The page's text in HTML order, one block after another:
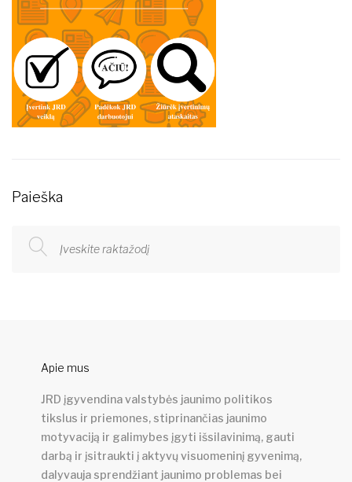
Paieška
Apie mus
JRD įgyvendina valstybės jaunimo politikos
tikslus ir priemones, stiprinančias jaunimo
motyvaciją ir galimybes įgyti išsilavinimą, gauti
darbą ir įsitraukti į aktyvų visuomeninį gyvenimą,
dalyvauja sprendžiant jaunimo problemas bei